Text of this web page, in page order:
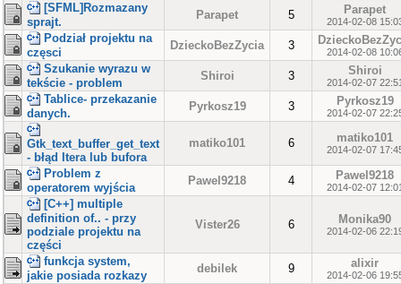
[SFML]Rozmazany
sprajt.
Parapet 5 Parapet
2014-02-08
Podział projektu na
częsci
DzieckoBezZycia 3 2014-02-08
Szukanie wyrazu w
tekście - problem
Shiroi 3 Shiroi
2014-02-07
Tablice- przekazanie
danych.
Pyrkosz19 3 Pyrkosz19
2014-02-07
Gtk_text_buffer_get_text
- błąd Itera lub bufora
matiko101 6 matiko101
2014-02-07
Problem z
operatorem wyjścia
Pawel9218 4 Pawel9218
2014-02-07
[C++] multiple
definition of.. - przy
podziale projektu na
części
Vister26 6 Monika90
2014-02-06
funkcja system,
jakie posiada rozkazy
debilek 9 alixir
2014-02-06